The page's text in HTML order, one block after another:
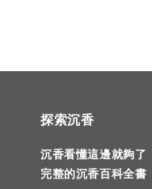
探索沉香
沉香看懂這邊就夠了
完整的沉香百科全書